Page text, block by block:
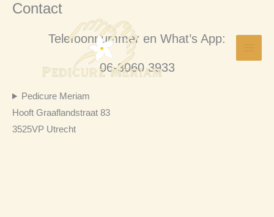
SkipContact
Telefoonnummer en What’s App:
06-3060 3933
Pedicure Meriam
Hooft Graaflandstraat 83
3525VP Utrecht